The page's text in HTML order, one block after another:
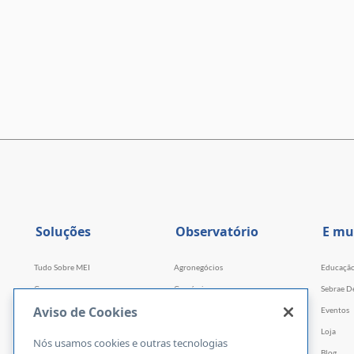
Soluções
Tudo Sobre MEI
Cursos
Cursos por WhatsApp
Observatório
Agronegócios
Comércio
E
Sebrae
Eventos
Loja
Aviso de Cookies
Nós usamos cookies e outras tecnologias